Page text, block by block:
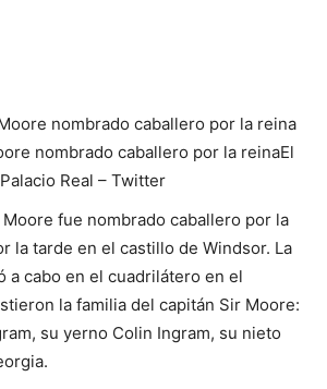
nombrado caballero por la reinaEl
Palacio Real – Twitter
Moore fue nombrado caballero por la
la tarde en el castillo de Windsor. La
a cabo en el cuadrilátero en el
la familia del capitán Sir Moore:
su yerno Colin Ingram, su nieto